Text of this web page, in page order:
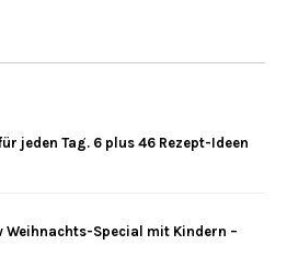
jeden Tag. 6 plus 46 Rezept-Ideen
Weihnachts-Special mit Kindern –